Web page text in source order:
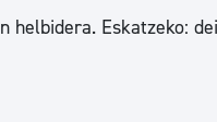
helbidera. Eskatzeko: